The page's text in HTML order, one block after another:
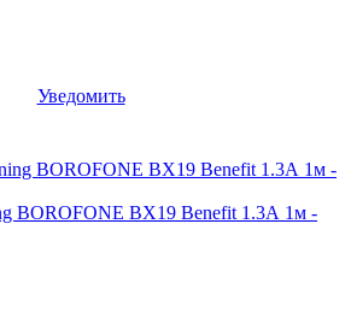
Уведомить
BOROFONE BX19 Benefit 1.3А 1м -